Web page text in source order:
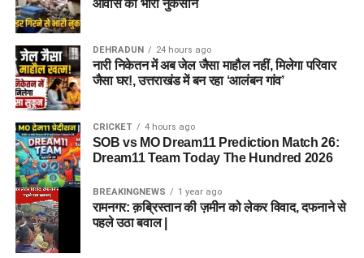
आवास को भारी नुकसान
DEHRADUN 24 hours ago
नारी निकेतन में अब जेल जैसा माहौल नहीं, मिलेगा परिवार
जैसा घर!, उत्तराखंड में बन रहा ‘आलंबन गांव’
CRICKET 4 hours ago
SOB vs MO Dream11 Prediction Match 26:
Dream11 Team Today The Hundred 2026
BREAKINGNEWS 1 year ago
रामनगर: क़ब्रिस्तान की ज़मीन को लेकर विवाद, दफनाने से
पहले उठा बवाल |